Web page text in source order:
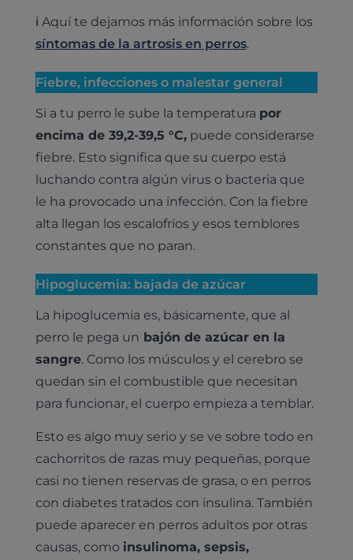
ℹ️ Aquí te dejamos más información sobre los
síntomas de la artrosis en perros.
Fiebre, infecciones o malestar general
Si a tu perro le sube la temperatura por
encima de 39,2-39,5 °C,puede considerarse
fiebre. Esto significa que su cuerpo está
luchando contra algún virus o bacteria que
le ha provocado una infección. Con la fiebre
alta llegan los escalofríos y esos temblores
constantes que no paran.
Hipoglucemia: bajada de azúcar
La hipoglucemia es, básicamente, que al
perro le pega un bajón de azúcar en la
sangre. Como los músculos y el cerebro se
quedan sin el combustible que necesitan
para funcionar, el cuerpo empieza a temblar.
Esto es algo muy serio y se ve sobre todo en
cachorritos de razas muy pequeñas, porque
casi no tienen reservas de grasa, o en perros
con diabetes tratados con insulina. También
puede aparecer en perros adultos por otras
causas, como insulinoma, sepsis,